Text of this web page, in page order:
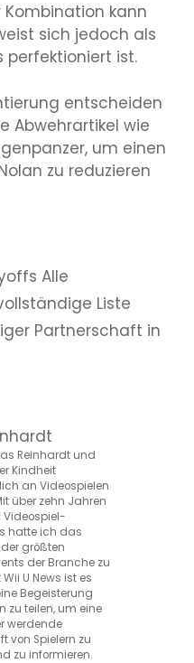
Kombination kann
sich jedoch als
perfektioniert ist.
entscheiden
Abwehrartikel wie
um einen
zu reduzieren
Alle
Liste
Partnerschaft in
Reinhardt und
Kindheit
an Videospielen
über zehn Jahren
Videospiel-
hatte ich das
größten
der Branche zu
U News ist es
Begeisterung
zu teilen, um eine
werdende
von Spielern zu
zu informieren.